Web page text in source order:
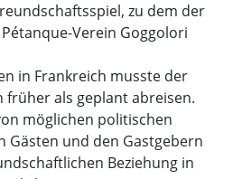
zu dem der
Verein Goggolori
in Frankreich musste der
als geplant abreisen.
möglichen politischen
Gästen und den Gastgebern
Beziehung in